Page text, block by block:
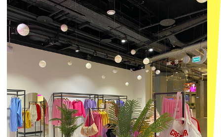
ИП Проворный Алексей Алексеевич
ИНН 667114098580
ОГРНИП 320665800076581
© 2021-2025 Macrocosm ®
Оферта
Пользовательское соглашение
Политика обработки персональных
данных